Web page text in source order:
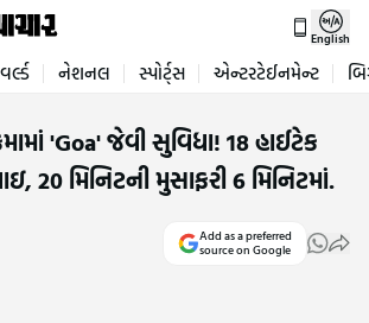
English
વર્લ્ડ નેશનલ સ્પોર્ટ્સ એન્ટરટેઈનમેન્ટ
'Goa' જેવી સુવિધા! 18 હાઈટેક
20 મિનિટની મુસાફરી 6 મિનિટમાં.
Add as a preferred
source on Google